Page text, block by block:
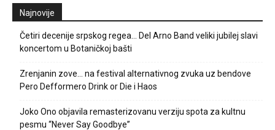
Najnovije
Četiri decenije srpskog regea… Del Arno Band veliki jubilej slavi
koncertom u Botaničkoj bašti
Zrenjanin zove… na festival alternativnog zvuka uz bendove
Pero Defformero Drink or Die i Haos
Joko Ono objavila remasterizovanu verziju spota za kultnu
pesmu “Never Say Goodbye”